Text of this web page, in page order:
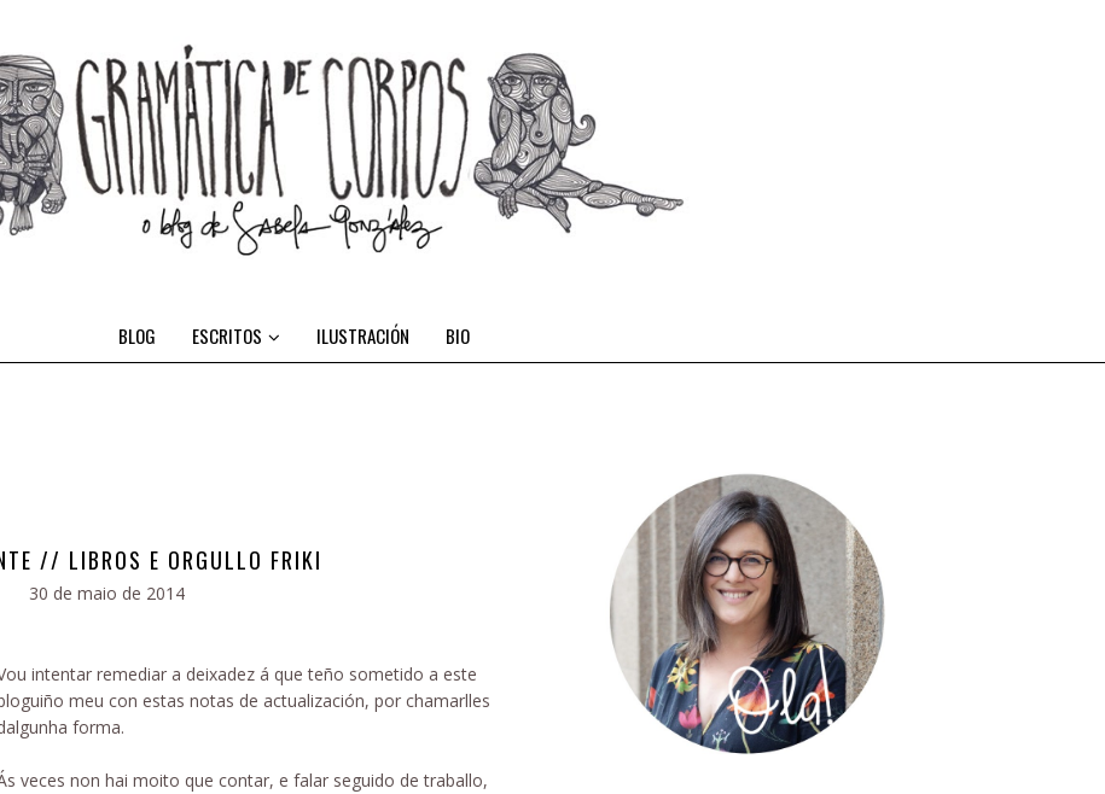
BLOG ESCRITOS ILUSTRACIÓN BIO
// LIBROS E ORGULLO FRIKI
30 de maio de 2014
intentar remediar a deixadez á que teño sometido a este
meu con estas notas de actualización, por chamarlles
forma.
veces non hai moito que contar, e falar seguido de traballo,